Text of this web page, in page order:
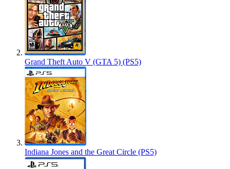
Grand Theft Auto V (GTA 5) (PS5)
Indiana Jones and the Great Circle (PS5)